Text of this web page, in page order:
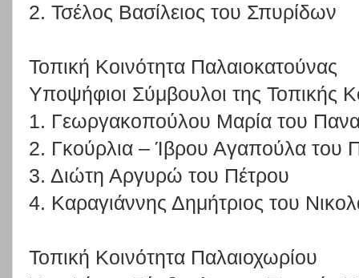
2. Τσέλος Βασίλειος του Σπυρίδων
Τοπική Κοινότητα Παλαιοκατούνας
Υποψήφιοι Σύμβουλοι της Τοπικής
1. Γεωργακοπούλου Μαρία του
2. Γκούρλια – Ίβρου Αγαπούλα του
3. Διώτη Αργυρώ του Πέτρου
4. Καραγιάννης Δημήτριος του
Τοπική Κοινότητα Παλαιοχωρίου